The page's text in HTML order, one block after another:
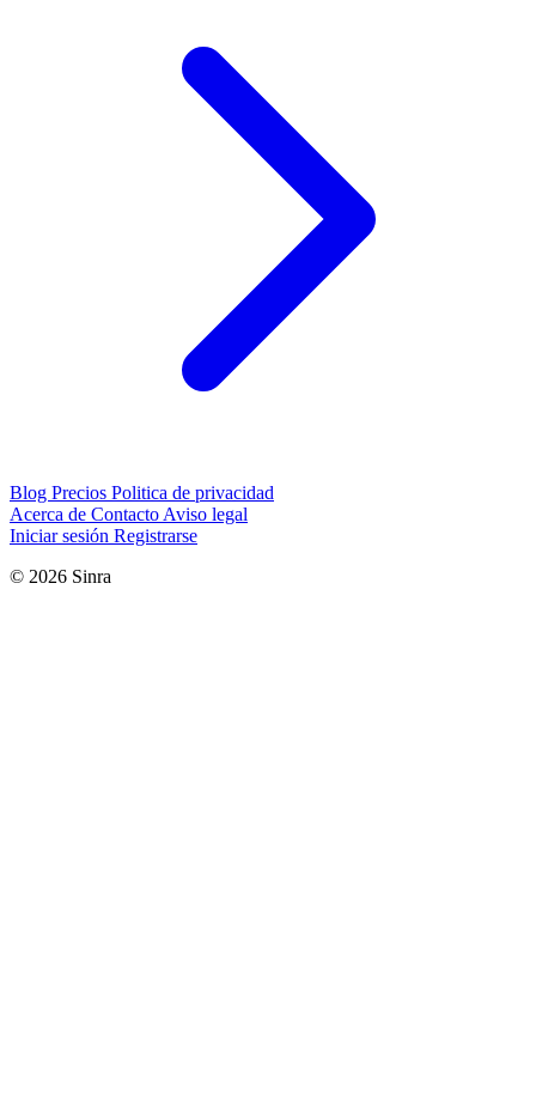
Blog Precios Politica de privacidad
Acerca de Contacto Aviso legal
Iniciar sesión Registrarse
© 2026 Sinra